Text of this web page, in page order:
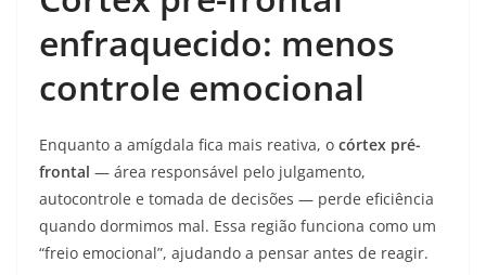
enfraquecido: menos
controle emocional
Enquanto a amígdala fica mais reativa, o córtex pré-
frontal — área responsável pelo julgamento,
autocontrole e tomada de decisões — perde eficiência
quando dormimos mal. Essa região funciona como um
“freio emocional”, ajudando a pensar antes de reagir.